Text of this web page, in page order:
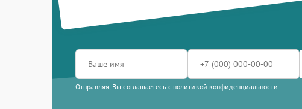
Отправляя, Вы соглашаетесь с политикой конфиденциальности